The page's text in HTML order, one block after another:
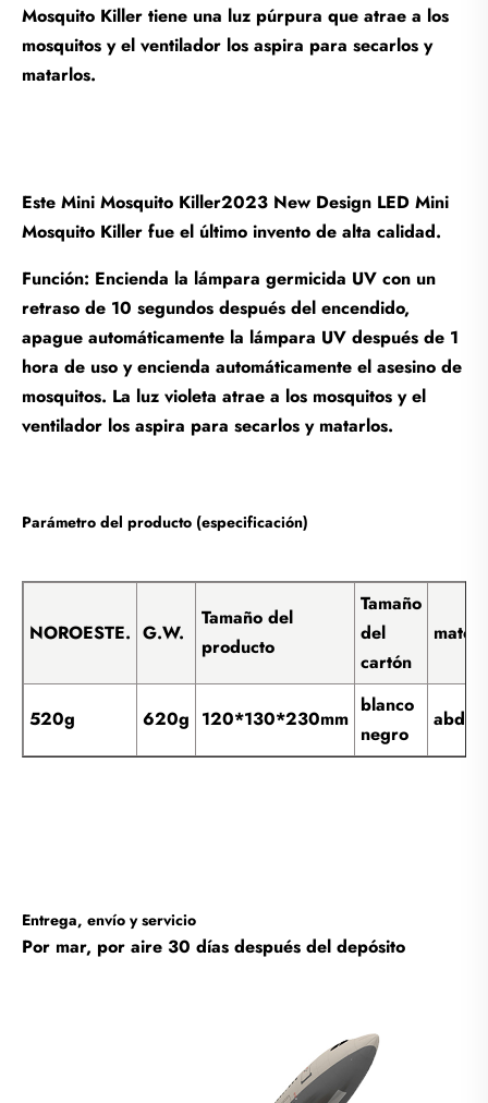
Mosquito Killer tiene una luz púrpura que atrae a los
mosquitos y el ventilador los aspira para secarlos y
matarlos.
Este Mini Mosquito Killer2023 New Design LED Mini
Mosquito Killer fue el último invento de alta calidad.
Función: Encienda la lámpara germicida UV con un
retraso de 10 segundos después del encendido,
apague automáticamente la lámpara UV después de 1
hora de uso y encienda automáticamente el asesino de
mosquitos. La luz violeta atrae a los mosquitos y el
ventilador los aspira para secarlos y matarlos.
Parámetro del producto (especificación)
NOROESTE. G.W.
Tamaño del
producto
Tamaño
del
cartón
520g 620g 120*130*230mm
blanco
negro
Entrega, envío y servicio
Por mar, por aire 30 días después del depósito